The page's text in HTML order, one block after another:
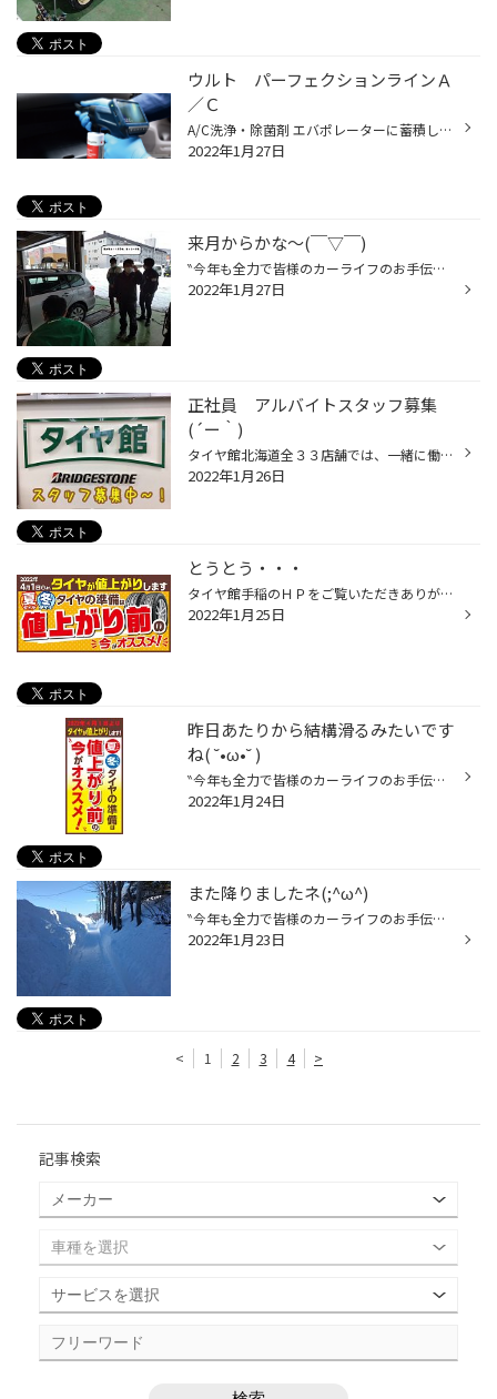
ウルト パーフェクションラインＡ
／Ｃ
A/C洗浄・除菌剤 エバポレーターに蓄積した様々な汚れが湿気と反応し、いやな臭いの原因となるカビ（雑菌）が発生します。エバポレーターを直接洗浄・除菌することで、イヤな臭いを元から断ち切ることができます。 マイスターの技！インテリアデオドラント Videoスコープで確認しながら隅々まで強力...
2022年1月27日
来月からかな～(￣▽￣)
‶今年も全力で皆様のカーライフのお手伝いをさせて頂きます(｀・ω・´)ｼｬｷｰﾝ”実行委員長かけるです。 さて、本日は朝から‶タイヤ館西野店”に行きまして、メーカー講習を受けてきました(^－^) あの人も参加しておりましたが、どんな講習かと言うと・・・ エアコンのニオイの気になる人にとってもおス...
2022年1月27日
正社員 アルバイトスタッフ募集
(´ー｀)
タイヤ館北海道全３３店舗では、一緒に働いてくれる仲間を募集中です！ 正社員・アルバイトどちらでもOK！ 性別や経験も問いません(*'ω'*) 未経験からスタートしているスタッフもたくさんいます！ 車に興味がある方は勿論！接客がお好きな方でも大歓迎ですよ～ 詳細や応募方法はコチラのリクルート...
2022年1月26日
とうとう・・・
タイヤ館手稲のＨＰをご覧いただきありがとうございます！ 休日はロックフィッシングに行く以外はずーっと引き籠っているムラタです♪ 昨日もお伝えしたとおりです・・・ あの波がタイヤ業界にも押し寄せてきました・・・ ご存知の方もいらっしゃると思いますが是非ご家族・友人・知人にも教えてあげ...
2022年1月25日
昨日あたりから結構滑るみたいです
ね( ˘•ω•˘ )
‶今年も全力で皆様のカーライフのお手伝いをさせて頂きます(｀・ω・´)ｼｬｷｰﾝ”実行委員長かけるです。 一昨日はサラサラの雪がいっぱい降りまして、この間のようにボコボコになることは無かったのですがその代わり場所によっては結構ツルツル:;(∩´﹏`∩);: タイヤが古い、もしくは溝があまりない場合は...
2022年1月24日
また降りましたネ(;^ω^)
‶今年も全力で皆様のカーライフのお手伝いをさせて頂きます(｀・ω・´)ｼｬｷｰﾝ”実行委員長かけるです。 昨日はそんなに降るとは思ってなかったんですが、結構降りましたネ(>_<) 先ほどお昼ご飯を買いにセイコーマートまで歩いていきましたが 国道の歩道を歩いている事を忘れるような景色（山の向こうが...
2022年1月23日
< 1 2 3 4 >
記事検索